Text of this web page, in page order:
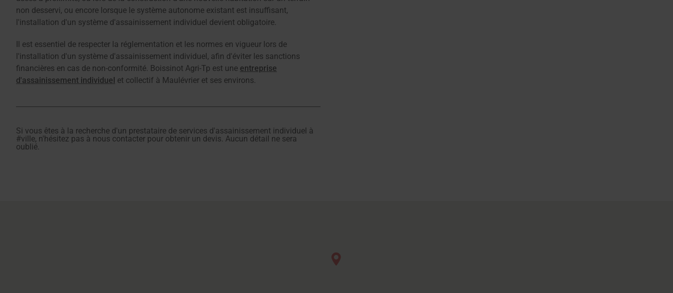
non desservi, ou encore lorsque le système autonome existant est insuffisant,
l'installation d'un système d'assainissement individuel devient obligatoire.
Il est essentiel de respecter la réglementation et les normes en vigueur lors de
l'installation d'un système d'assainissement individuel, afin d'éviter les sanctions
financières en cas de non-conformité. Boissinot Agri-Tp est une entreprise
d'assainissement individuel et collectif à Maulévrier et ses environs.
Si vous êtes à la recherche d'un prestataire de services d'assainissement individuel à
#ville, n'hésitez pas à nous contacter pour obtenir un devis. Aucun détail ne sera
oublié.